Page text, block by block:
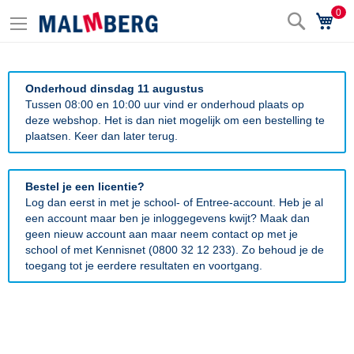
Zoek0
Onderhoud dinsdag 11 augustus
Tussen 08:00 en 10:00 uur vind er onderhoud plaats op
deze webshop. Het is dan niet mogelijk om een bestelling te
plaatsen. Keer dan later terug.
Bestel je een licentie?
Log dan eerst in met je school- of Entree-account. Heb je al
een account maar ben je inloggegevens kwijt? Maak dan
geen nieuw account aan maar neem contact op met je
school of met Kennisnet (0800 32 12 233). Zo behoud je de
toegang tot je eerdere resultaten en voortgang.